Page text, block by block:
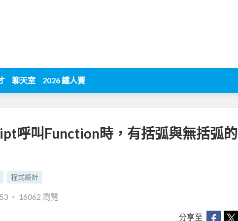
聊天室 2026 鐵人賽
呼叫Function時，有括弧與無括弧的
程式設計
‧ 16062 瀏覽
分享至